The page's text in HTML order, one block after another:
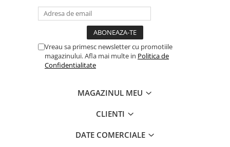
Vreau sa primesc newsletter cu promotiile
magazinului. Afla mai multe in Politica de
Confidentialitate
MAGAZINUL MEU
CLIENTI
DATE COMERCIALE